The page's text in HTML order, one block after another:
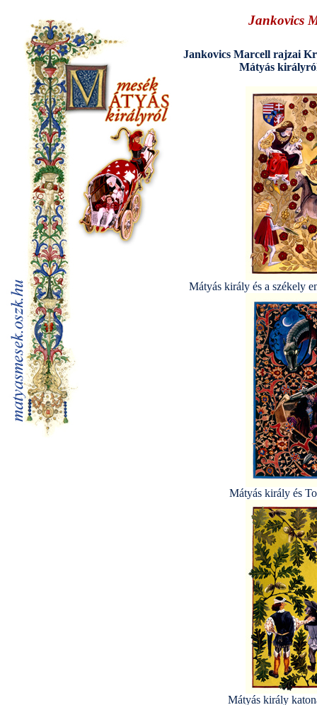
Jankovics
Jankovics Marcell rajzai
Mátyás
Mátyás király és a székely
Mátyás király és
Mátyás király